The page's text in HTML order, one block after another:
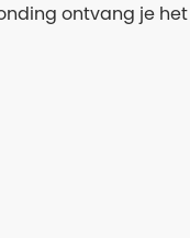
ontvang je